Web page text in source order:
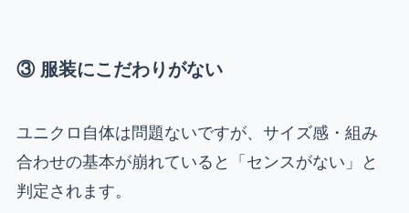
③ 服装にこだわりがない
ユニクロ自体は問題ないですが、サイズ感・組み
合わせの基本が崩れていると「センスがない」と
判定されます。